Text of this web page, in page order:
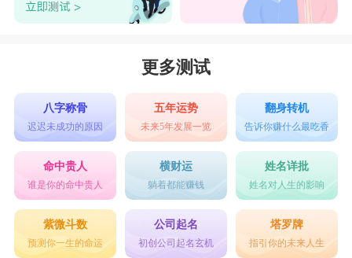
更多测试
八字称骨
迟迟未成功的原因
五年运势
未来5年发展一览
翻身转机
告诉你赚什么最吃香
命中贵人
谁是你的命中贵人
横财运
躺着都能赚钱
姓名详批
姓名对人生的影响
紫微斗数
预测你一生的命运
公司起名
初创公司起名玄机
塔罗牌
指引你的未来人生